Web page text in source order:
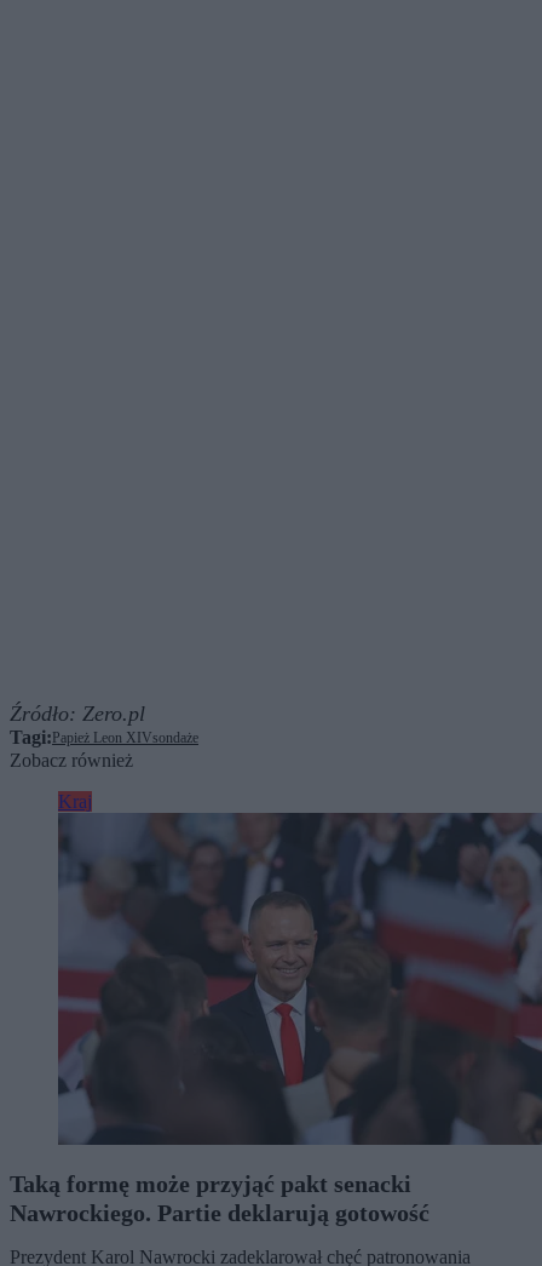
Źródło: Zero.pl
Tagi: Papież Leon XIVsondaże
Zobacz również
Kraj
Taką formę może przyjąć pakt senacki
Nawrockiego. Partie deklarują gotowość
Prezydent Karol Nawrocki zadeklarował chęć patronowania